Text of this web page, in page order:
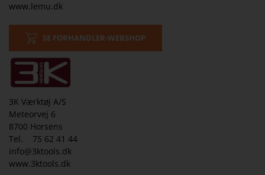
www.lemu.dk
SE FORHANDLER-WEBSHOP
3K Værktøj A/S
Meteorvej 6
8700 Horsens
Tel. 75 62 41 44
info@3ktools.dk
www.3ktools.dk